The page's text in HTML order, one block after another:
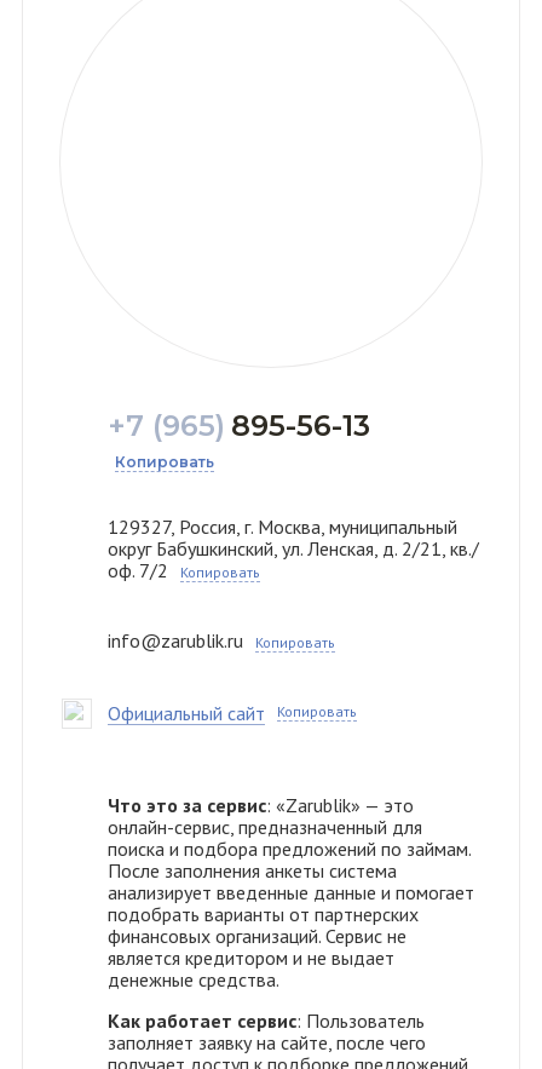
+7 (965) 895-56-13
Копировать
129327, Россия, г. Москва, муниципальный
округ Бабушкинский, ул. Ленская, д. 2/21, кв./
оф. 7/2
Копировать
info@zarublik.ru Копировать
Официальный сайт Копировать
Что это за сервис: «Zarublik» — это
онлайн-сервис, предназначенный для
поиска и подбора предложений по займам.
После заполнения анкеты система
анализирует введенные данные и помогает
подобрать варианты от партнерских
финансовых организаций. Сервис не
является кредитором и не выдает
денежные средства.
Как работает сервис: Пользователь
заполняет заявку на сайте, после чего
получает доступ к подборке предложений,